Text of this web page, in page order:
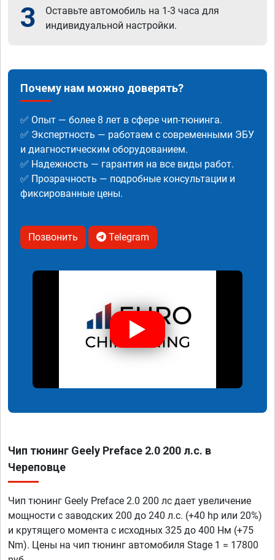
3
Оставьте автомобиль на 1-3 часа для
индивидуальной настройки.
Почему нам можно доверять?
✅ Опыт — более 8 лет в сфере чип-тюнинга.
✅ Экспертность — работаем с современными ЭБУ
и диагностическим оборудованием.
✅ Надежность — гарантия на все виды работ.
✅ Прозрачность — подробные консультации и
фиксированные цены.
Позвонить Telegram
Чип тюнинг Geely Preface 2.0 200 л.с. в
Череповце
Чип тюнинг Geely Preface 2.0 200 лс дает увеличение
мощности с заводских 200 до 240 л.с. (+40 hp или 20%)
и крутящего момента с исходных 325 до 400 Нм (+75
Nm). Цены на чип тюнинг автомобиля Stage 1 = 17800